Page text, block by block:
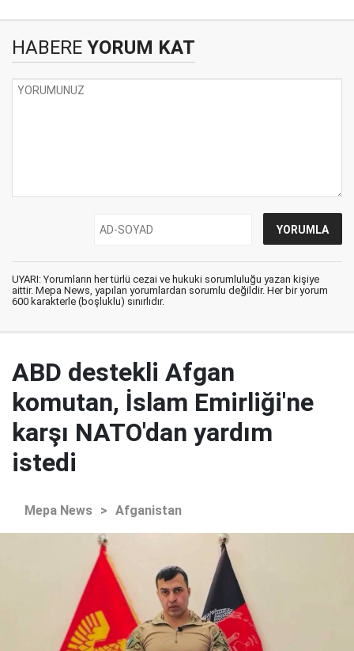
HABERE YORUM KAT
UYARI: Yorumların her türlü cezai ve hukuki sorumluluğu yazan kişiye
aittir. Mepa News, yapılan yorumlardan sorumlu değildir. Her bir yorum
600 karakterle (boşluklu) sınırlıdır.
ABD destekli Afgan
komutan, İslam Emirliği'ne
karşı NATO'dan yardım
istedi
Mepa News > Afganistan